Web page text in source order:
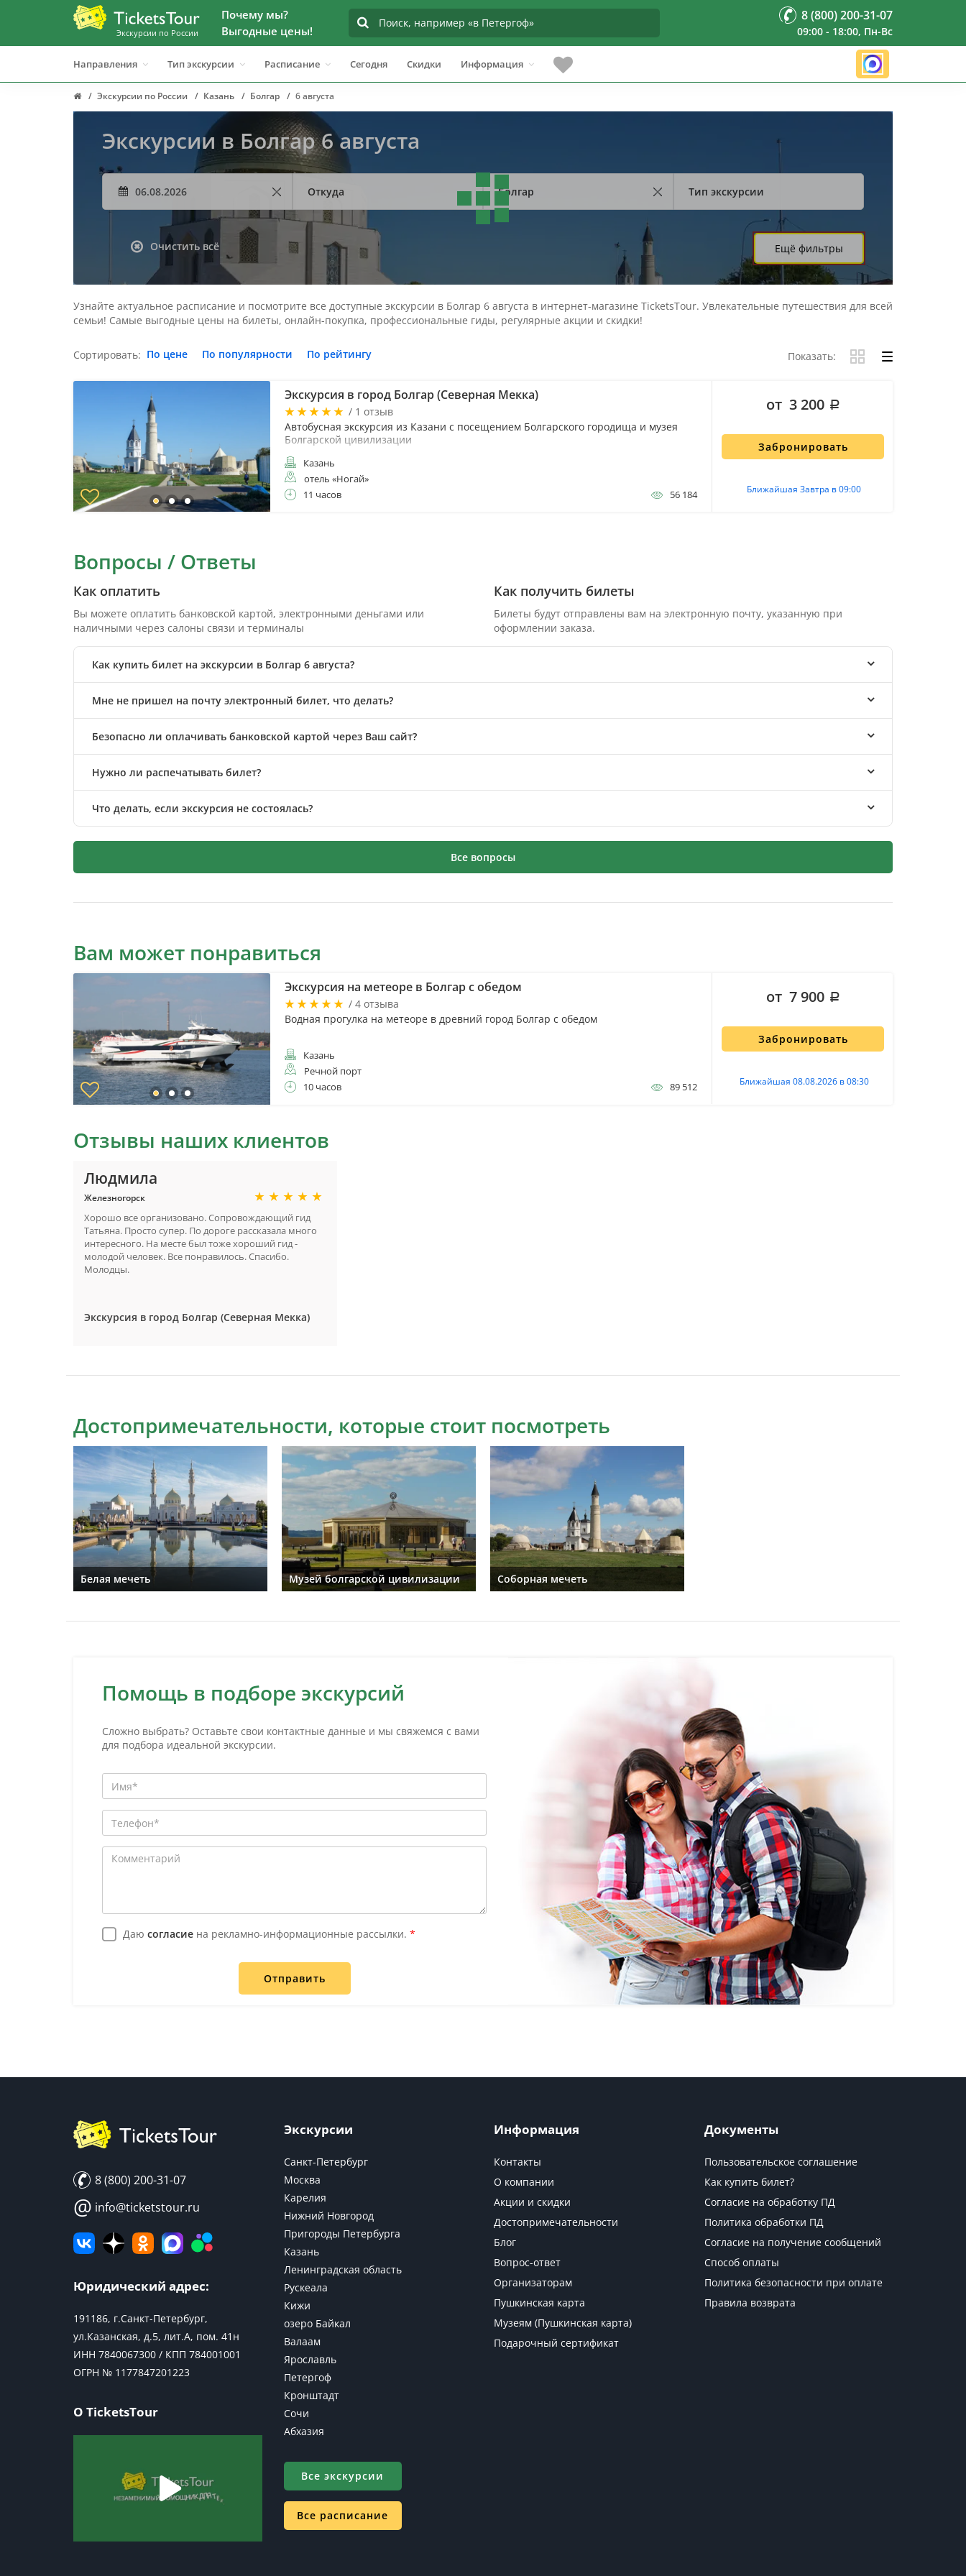
Экскурсии по России
Почему мы?
Выгодные цены!
8 (800) 200-31-07
09:00 - 18:00, Пн-Вс
Направления Тип экскурсии Расписание Сегодня Скидки Информация
Экскурсии по России Казань Болгар 6 августа
Экскурсии в Болгар 6 августа
Откуда Болгар Тип экскурсии
Очистить всё Ещё фильтры
Узнайте актуальное расписание и посмотрите все доступные экскурсии в Болгар 6 августа в интернет-магазине TicketsTour. Увлекательные путешествия для всей
семьи! Самые выгодные цены на билеты, онлайн-покупка, профессиональные гиды, регулярные акции и скидки!
Сортировать: По цене По популярности По рейтингу Показать:
Экскурсия в город Болгар (Северная Мекка)
/ 1 отзыв
Автобусная экскурсия из Казани с посещением Болгарского городища и музея
Болгарской цивилизации
Казань
отель «Ногай»
11 часов
56 184
Забронировать
Ближайшая Завтра в 09:00
от 3 200
Вопросы / Ответы
Как оплатить
Вы можете оплатить банковской картой, электронными деньгами или
наличными через салоны связи и терминалы
Как получить билеты
Билеты будут отправлены вам на электронную почту, указанную при
оформлении заказа.
Как купить билет на экскурсии в Болгар 6 августа?
Мне не пришел на почту электронный билет, что делать?
Безопасно ли оплачивать банковской картой через Ваш сайт?
Нужно ли распечатывать билет?
Что делать, если экскурсия не состоялась?
Все вопросы
Вам может понравиться
Экскурсия на метеоре в Болгар с обедом
/ 4 отзыва
Водная прогулка на метеоре в древний город Болгар с обедом
Казань
Речной порт
10 часов
89 512
Забронировать
Ближайшая 08.08.2026 в 08:30
от 7 900
Отзывы наших клиентов
Людмила
Железногорск
Хорошо все организовано. Сопровождающий гид
Татьяна. Просто супер. По дороге рассказала много
интересного. На месте был тоже хороший гид -
молодой человек. Все понравилось. Спасибо.
Молодцы.
Экскурсия в город Болгар (Северная Мекка)
Достопримечательности, которые стоит посмотреть
Белая мечеть Музей болгарской цивилизации Соборная мечеть
Помощь в подборе экскурсий
Сложно выбрать? Оставьте свои контактные данные и мы свяжемся с вами
для подбора идеальной экскурсии.
Даю согласие на рекламно-информационные рассылки. *
Отправить
8 (800) 200-31-07
@ info@ticketstour.ru
Юридический адрес:
191186, г.Санкт-Петербург,
ул.Казанская, д.5, лит.А, пом. 41н
ИНН 7840067300 / КПП 784001001
ОГРН № 1177847201223
О TicketsTour
Экскурсии
Санкт-Петербург
Москва
Карелия
Нижний Новгород
Пригороды Петербурга
Казань
Ленинградская область
Рускеала
Кижи
озеро Байкал
Валаам
Ярославль
Петергоф
Кронштадт
Сочи
Абхазия
Все экскурсии
Все расписание
Информация
Контакты
О компании
Акции и скидки
Достопримечательности
Блог
Вопрос-ответ
Организаторам
Пушкинская карта
Музеям (Пушкинская карта)
Подарочный сертификат
Документы
Пользовательское соглашение
Как купить билет?
Согласие на обработку ПД
Политика обработки ПД
Согласие на получение сообщений
Способ оплаты
Политика безопасности при оплате
Правила возврата